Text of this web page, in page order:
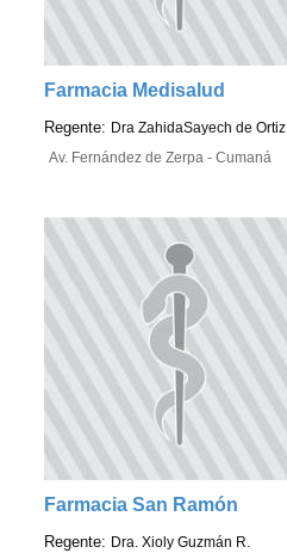
Farmacia Medisalud
Regente: Dra ZahidaSayech de Ortiz
Av. Fernández de Zerpa - Cumaná
Farmacia San Ramón
Regente: Dra. Xioly Guzmán R.